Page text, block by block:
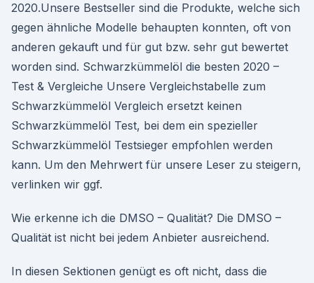
2020.Unsere Bestseller sind die Produkte, welche sich
gegen ähnliche Modelle behaupten konnten, oft von
anderen gekauft und für gut bzw. sehr gut bewertet
worden sind. Schwarzkümmelöl die besten 2020 –
Test & Vergleiche Unsere Vergleichstabelle zum
Schwarzkümmelöl Vergleich ersetzt keinen
Schwarzkümmelöl Test, bei dem ein spezieller
Schwarzkümmelöl Testsieger empfohlen werden
kann. Um den Mehrwert für unsere Leser zu steigern,
verlinken wir ggf.
Wie erkenne ich die DMSO – Qualität? Die DMSO –
Qualität ist nicht bei jedem Anbieter ausreichend.
In diesen Sektionen genügt es oft nicht, dass die